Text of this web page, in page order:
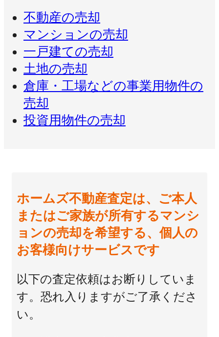
不動産の売却
マンションの売却
一戸建ての売却
土地の売却
倉庫・工場などの事業用物件の
売却
投資用物件の売却
ホームズ不動産査定は、ご本人
またはご家族が所有するマンシ
ョンの売却を希望する、個人の
お客様向けサービスです
以下の査定依頼はお断りしていま
す。恐れ入りますがご了承くださ
い。